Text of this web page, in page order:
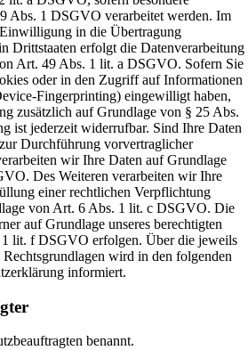
Abs. 1 DSGVO verarbeitet werden. Im
in die Übertragung
Drittstaaten erfolgt die Datenverarbeitung
Art. 49 Abs. 1 lit. a DSGVO. Sofern Sie
oder in den Zugriff auf Informationen
Fingerprinting) eingewilligt haben,
zusätzlich auf Grundlage von § 25 Abs.
ist jederzeit widerrufbar. Sind Ihre Daten
Durchführung vorvertraglicher
wir Ihre Daten auf Grundlage
Des Weiteren verarbeiten wir Ihre
einer rechtlichen Verpflichtung
von Art. 6 Abs. 1 lit. c DSGVO. Die
auf Grundlage unseres berechtigten
1 lit. f DSGVO erfolgen. Über die jeweils
wird in den folgenden
informiert.
benannt.